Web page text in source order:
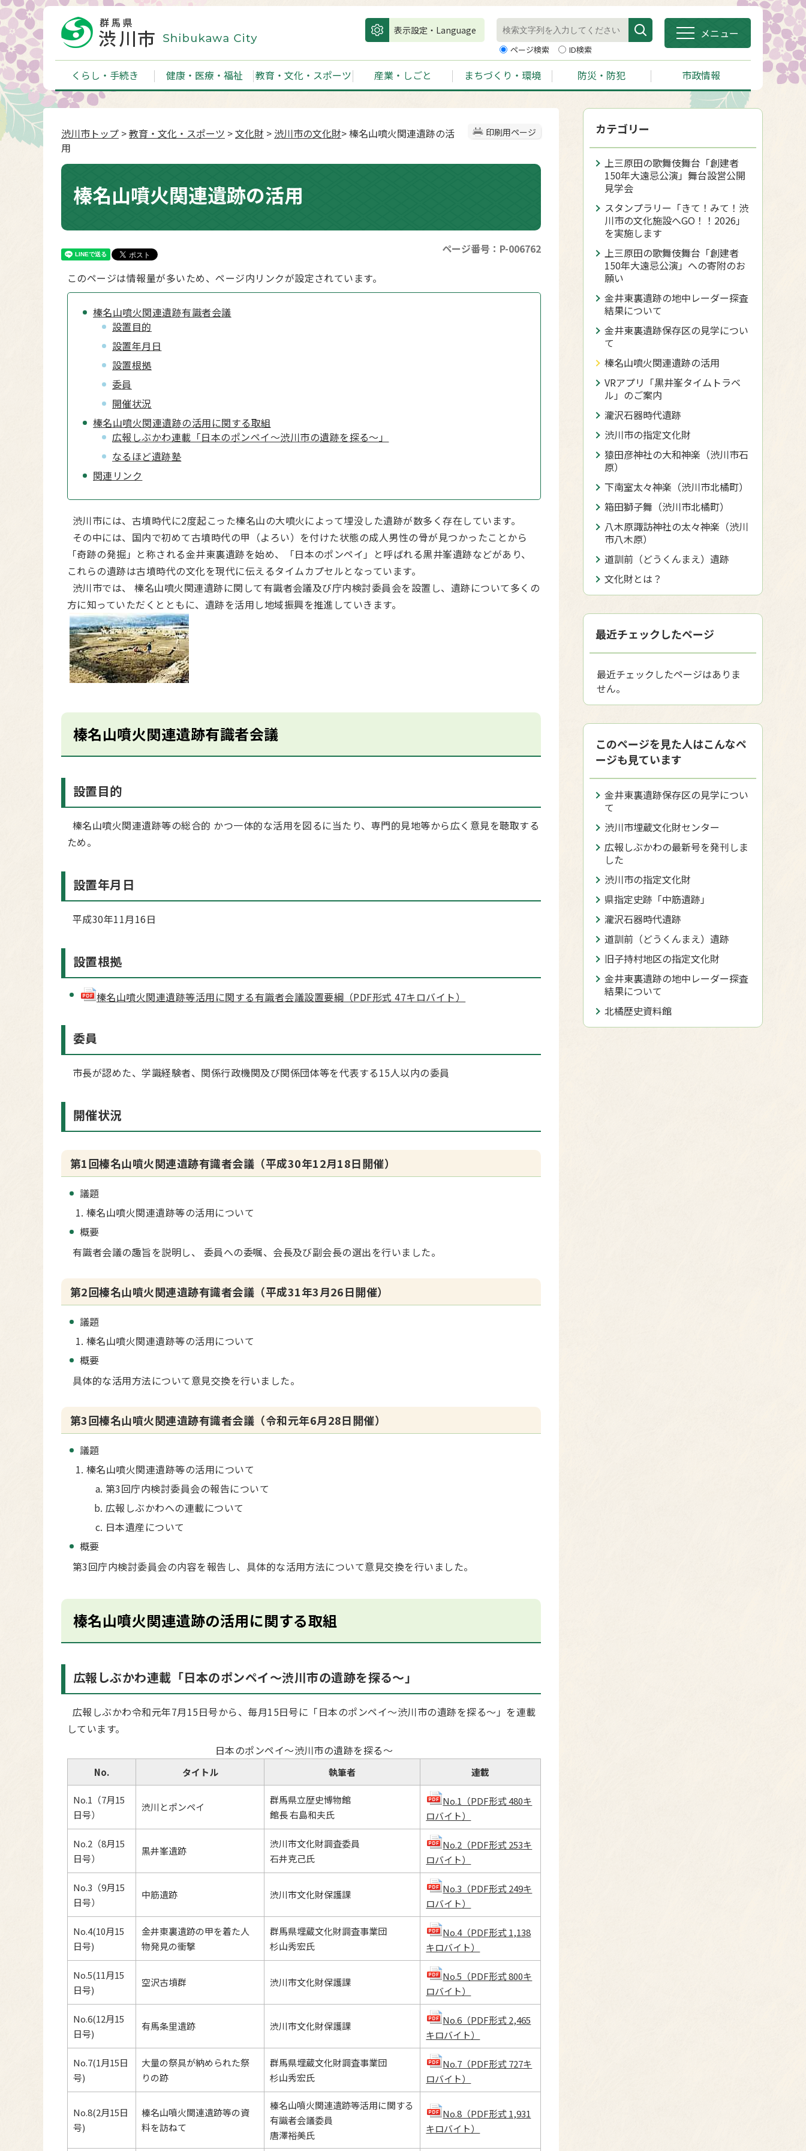
表示設定・Language
ページ検索 ID検索
メニュー
くらし・手続き 健康・医療・福祉 教育・文化・スポーツ 産業・しごと まちづくり・環境 防災・防犯 市政情報
印刷用ページ
渋川市トップ >教育・文化・スポーツ >文化財 > 渋川市の文化財> 榛名山噴火関連遺跡の活
用
榛名山噴火関連遺跡の活用
ページ番号：P-006762
このページは情報量が多いため、ページ内リンクが設定されています。
榛名山噴火関連遺跡有識者会議
設置目的
設置年月日
設置根拠
委員
開催状況
榛名山噴火関連遺跡の活用に関する取組
広報しぶかわ連載「日本のポンペイ～渋川市の遺跡を探る～」
なるほど遺跡塾
関連リンク
渋川市には、古墳時代に2度起こった榛名山の大噴火によって埋没した遺跡が数多く存在しています。
その中には、国内で初めて古墳時代の甲（よろい）を付けた状態の成人男性の骨が見つかったことから
「奇跡の発掘」と称される金井東裏遺跡を始め、「日本のポンペイ」と呼ばれる黒井峯遺跡などがあり、
これらの遺跡は古墳時代の文化を現代に伝えるタイムカプセルとなっています。
渋川市では、 榛名山噴火関連遺跡に関して有識者会議及び庁内検討委員会を設置し、遺跡について多くの
方に知っていただくとともに、遺跡を活用し地域振興を推進していきます。
榛名山噴火関連遺跡有識者会議
設置目的
榛名山噴火関連遺跡等の総合的 かつ一体的な活用を図るに当たり、専門的見地等から広く意見を聴取する
ため。
設置年月日
平成30年11月16日
設置根拠
榛名山噴火関連遺跡等活用に関する有識者会議設置要綱（PDF形式 47キロバイト）
委員
市長が認めた、学識経験者、関係行政機関及び関係団体等を代表する15人以内の委員
開催状況
第1回榛名山噴火関連遺跡有識者会議（平成30年12月18日開催）
議題
榛名山噴火関連遺跡等の活用について
概要
有識者会議の趣旨を説明し、 委員への委嘱、会長及び副会長の選出を行いました。
第2回榛名山噴火関連遺跡有識者会議（平成31年3月26日開催）
議題
榛名山噴火関連遺跡等の活用について
概要
具体的な活用方法について意見交換を行いました。
第3回榛名山噴火関連遺跡有識者会議（令和元年6月28日開催）
議題
榛名山噴火関連遺跡等の活用について
第3回庁内検討委員会の報告について
広報しぶかわへの連載について
日本遺産について
概要
第3回庁内検討委員会の内容を報告し、具体的な活用方法について意見交換を行いました。
榛名山噴火関連遺跡の活用に関する取組
広報しぶかわ連載「日本のポンペイ～渋川市の遺跡を探る～」
広報しぶかわ令和元年7月15日号から、毎月15日号に「日本のポンペイ～渋川市の遺跡を探る～」を連載
しています。
日本のポンペイ～渋川市の遺跡を探る～
No. タイトル 執筆者 連載
No.1（7月15
日号）
渋川とポンペイ
群馬県立歴史博物館
館長 右島和夫氏
No.1（PDF形式 480キ
ロバイト）
No.2（8月15
日号）
黒井峯遺跡
渋川市文化財調査委員
石井克己氏
No.2（PDF形式 253キ
ロバイト）
No.3（9月15
日号）
中筋遺跡 渋川市文化財保護課
No.3（PDF形式 249キ
ロバイト）
No.4(10月15
日号)
金井東裏遺跡の甲を着た人
物発見の衝撃
群馬県埋蔵文化財調査事業団
杉山秀宏氏
No.4（PDF形式 1,138
キロバイト）
No.5(11月15
日号)
空沢古墳群 渋川市文化財保護課
No.5（PDF形式 800キ
ロバイト）
No.6(12月15
日号)
有馬条里遺跡 渋川市文化財保護課
No.6（PDF形式 2,465
キロバイト）
No.7(1月15日
号)
大量の祭具が納められた祭
りの跡
群馬県埋蔵文化財調査事業団
杉山秀宏氏
No.7（PDF形式 727キ
ロバイト）
No.8(2月15日
号)
榛名山噴火関連遺跡等の資
料を訪ねて
榛名山噴火関連遺跡等活用に関する
有識者会議委員
唐澤裕美氏
No.8（PDF形式 1,931
キロバイト）
カテゴリー
上三原田の歌舞伎舞台「創建者
150年大遠忌公演」舞台設営公開
見学会
スタンプラリー「きて！みて！渋
川市の文化施設へGO！！2026」
を実施します
上三原田の歌舞伎舞台「創建者
150年大遠忌公演」への寄附のお
願い
金井東裏遺跡の地中レーダー探査
結果について
金井東裏遺跡保存区の見学につい
て
榛名山噴火関連遺跡の活用
VRアプリ「黒井峯タイムトラベ
ル」のご案内
瀧沢石器時代遺跡
渋川市の指定文化財
猿田彦神社の大和神楽（渋川市石
原）
下南室太々神楽（渋川市北橘町）
箱田獅子舞（渋川市北橘町）
八木原諏訪神社の太々神楽（渋川
市八木原）
道訓前（どうくんまえ）遺跡
文化財とは？
最近チェックしたページ
最近チェックしたページはありま
せん。
このページを見た人はこんなペ
ージも見ています
金井東裏遺跡保存区の見学につい
て
渋川市埋蔵文化財センター
広報しぶかわの最新号を発刊しま
した
渋川市の指定文化財
県指定史跡「中筋遺跡」
瀧沢石器時代遺跡
道訓前（どうくんまえ）遺跡
旧子持村地区の指定文化財
金井東裏遺跡の地中レーダー探査
結果について
北橘歴史資料館